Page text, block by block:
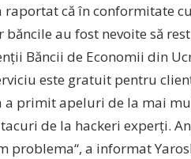
raportat că în conformitate
au fost nevoite să
Băncii de Economii din
este gratuit pentru
a primit apeluri de la mai
de la hackeri experți.
problema“, a informat